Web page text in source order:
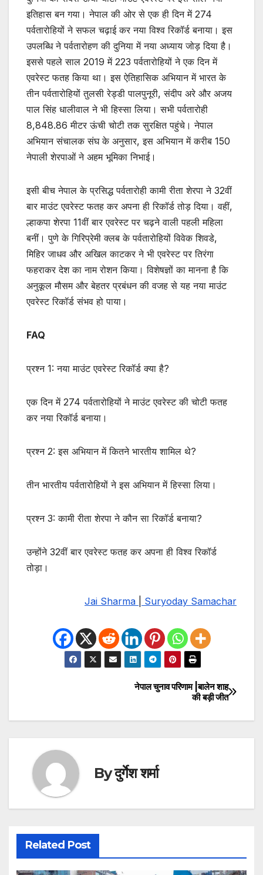
इतिहास बन गया। नेपाल की ओर से एक ही दिन में 274
पर्वतारोहियों ने सफल चढ़ाई कर नया विश्व रिकॉर्ड बनाया। इस
उपलब्धि ने पर्वतारोहण की दुनिया में नया अध्याय जोड़ दिया है।
इससे पहले साल 2019 में 223 पर्वतारोहियों ने एक दिन में
एवरेस्ट फतह किया था। इस ऐतिहासिक अभियान में भारत के
तीन पर्वतारोहियों तुलसी रेड्डी पालपुनूरी, संदीप अरे और अजय
पाल सिंह धालीवाल ने भी हिस्सा लिया। सभी पर्वतारोही
8,848.86 मीटर ऊंची चोटी तक सुरक्षित पहुंचे। नेपाल
अभियान संचालक संघ के अनुसार, इस अभियान में करीब 150
नेपाली शेरपाओं ने अहम भूमिका निभाई।
इसी बीच नेपाल के प्रसिद्ध पर्वतारोही कामी रीता शेरपा ने 32वीं
बार माउंट एवरेस्ट फतह कर अपना ही रिकॉर्ड तोड़ दिया। वहीं,
ल्हाकपा शेरपा 11वीं बार एवरेस्ट पर चढ़ने वाली पहली महिला
बनीं। पुणे के गिरिप्रेमी क्लब के पर्वतारोहियों विवेक शिवडे,
मिहिर जाधव और अखिल काटकर ने भी एवरेस्ट पर तिरंगा
फहराकर देश का नाम रोशन किया। विशेषज्ञों का मानना है कि
अनुकूल मौसम और बेहतर प्रबंधन की वजह से यह नया माउंट
एवरेस्ट रिकॉर्ड संभव हो पाया।
FAQ
प्रश्न 1: नया माउंट एवरेस्ट रिकॉर्ड क्या है?
एक दिन में 274 पर्वतारोहियों ने माउंट एवरेस्ट की चोटी फतह
कर नया रिकॉर्ड बनाया।
प्रश्न 2: इस अभियान में कितने भारतीय शामिल थे?
तीन भारतीय पर्वतारोहियों ने इस अभियान में हिस्सा लिया।
प्रश्न 3: कामी रीता शेरपा ने कौन सा रिकॉर्ड बनाया?
उन्होंने 32वीं बार एवरेस्ट फतह कर अपना ही विश्व रिकॉर्ड
तोड़ा।
Jai Sharma Suryoday Samachar
navigation
नेपाल चुनाव परिणाम |बालेन शाह
की बड़ी जीत
Byदुर्गेश शर्मा
Related Post